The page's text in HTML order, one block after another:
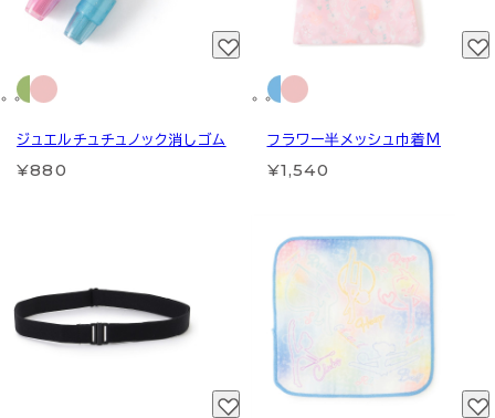
ジュエルチュチュノック消しゴム
¥880
フラワー半メッシュ巾着M
¥1,540